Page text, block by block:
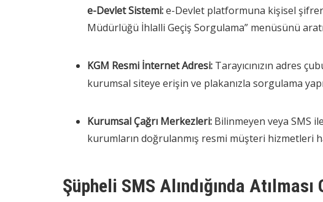
e-Devlet Sistemi:e-Devlet platformuna kişisel
Müdürlüğü İhlalli Geçiş Sorgulama” menüsünü
KGM Resmi İnternet Adresi: Tarayıcınızın adres
kurumsal siteye erişin ve plakanızla sorgulama
Kurumsal Çağrı Merkezleri: Bilinmeyen veya SMS
kurumların doğrulanmış resmi müşteri hizmetleri
Şüpheli SMS Alındığında